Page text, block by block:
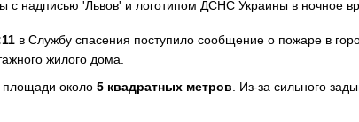
в Службу спасения поступило сообщение о пожаре в
жилого дома.
около 5 квадратных метров . Из-за сильного